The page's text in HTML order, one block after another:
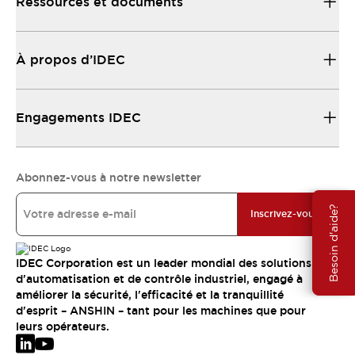
Besoin d'aide?
À propos d’IDEC
Engagements IDEC
Abonnez-vous à notre newsletter
Inscrivez-vous
IDEC Corporation est un leader mondial des solutions
d'automatisation et de contrôle industriel, engagé à
améliorer la sécurité, l'efficacité et la tranquillité
d'esprit – ANSHIN – tant pour les machines que pour
leurs opérateurs.